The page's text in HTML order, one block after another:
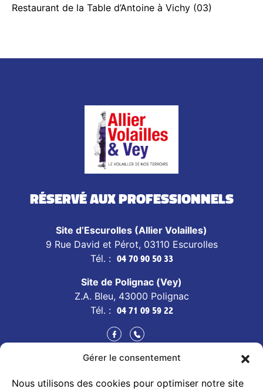
Gérer le consentement
Nous utilisons des cookies pour optimiser notre site
Restaurant de la Table d’Antoine à Vichy (03)
Réservé aux professionnels
Site d’Escurolles (Allier Volailles)
9 Rue David et Pérot, 03110 Escurolles
Tél. :
04 70 90 50 33
Site de Polignac (Vey)
Z.A. Bleu, 43000 Polignac
Tél. :
04 71 09 59 22